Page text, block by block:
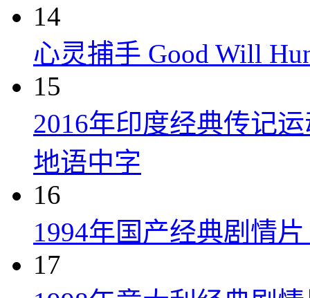
14
心灵捕手 Good Will
15
2016年印度经典传记
地语中字
16
1994年国产经典剧情
17